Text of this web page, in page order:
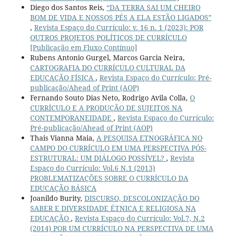
Diego dos Santos Reis, “DA TERRA SAI UM CHEIRO
BOM DE VIDA E NOSSOS PÉS A ELA ESTÃO LIGADOS”
, Revista Espaço do Currículo: v. 16 n. 1 (2023): POR
OUTROS PROJETOS POLÍTICOS DE CURRÍCULO
[Publicação em Fluxo Contínuo]
Rubens Antonio Gurgel, Marcos Garcia Neira,
CARTOGRAFIA DO CURRÍCULO CULTURAL DA
EDUCAÇÃO FÍSICA , Revista Espaço do Currículo: Pré-
publicação/Ahead of Print (AOP)
Fernando Souto Dias Neto, Rodrigo Avila Colla, O
CURRÍCULO E A PRODUÇÃO DE SUJEITOS NA
CONTEMPORANEIDADE , Revista Espaço do Currículo:
Pré-publicação/Ahead of Print (AOP)
Thais Vianna Maia, A PESQUISA ETNOGRÁFICA NO
CAMPO DO CURRÍCULO EM UMA PERSPECTIVA PÓS-
ESTRUTURAL: UM DIÁLOGO POSSÍVEL? , Revista
Espaço do Currículo: Vol.6 N.1 (2013)
PROBLEMATIZAÇÕES SOBRE O CURRÍCULO DA
EDUCAÇÃO BÁSICA
Joanildo Burity, DISCURSO, DESCOLONIZAÇÃO DO
SABER E DIVERSIDADE ÉTNICA E RELIGIOSA NA
EDUCAÇÃO , Revista Espaço do Currículo: Vol.7, N.2
(2014) POR UM CURRÍCULO NA PERSPECTIVA DE UMA